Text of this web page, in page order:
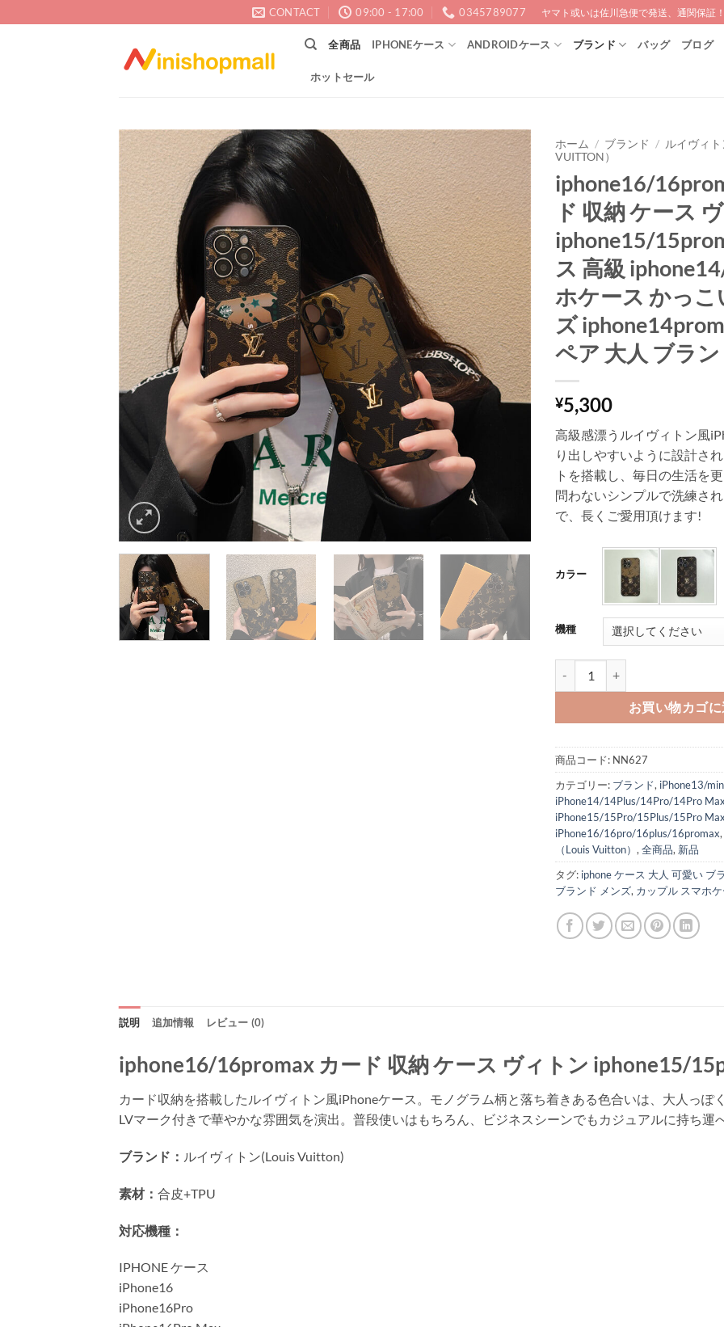
to
CONTACT 09:00 - 17:00 0345789077 ヤマト或いは佐川急便で発送、通関保証
全商品 IPHONEケース ANDROIDケース ブランド バッグ ブログ
ホットセール
ホーム / ブランド / ルイヴィ
VUITTON）
iphone16/
ド 収納 ケース
iphone15/
ス 高級
ホケース かっこ
ズ
ペア 大人 ブラ
¥5,300
高級感漂うルイヴィトン風
り出しやすいように設計さ
トを搭載し、毎日の生活を
問わないシンプルで洗練さ
で、長くご愛用頂けます!
カラー
機種
お買い物カゴ
商品コード: NN627
カテゴリー: ブランド, iPhone13/
iPhone14/14Plus/14Pro/14Pro
iPhone15/15Pro/15Plus/15Pro
iPhone16/16pro/16plus/16promax,
（Louis Vuitton） , 全商品, 新品
タグ: iphone ケース 大人 可愛い ブ
ブランド メンズ, カップル スマホ
説明 追加情報 レビュー (0)
iphone16/16promax カード 収納 ケース ヴィトン iphone15/
カード収納を搭載したルイヴィトン風iPhoneケース。モノグラム柄と落ち着きある色合いは、大人っぽ
LVマーク付きで華やかな雰囲気を演出。普段使いはもちろん、ビジネスシーンでもカジュアルに持ち運
ブランド： ルイヴィトン(Louis Vuitton)
素材： 合皮+TPU
対応機種：
IPHONE ケース
iPhone16
iPhone16Pro